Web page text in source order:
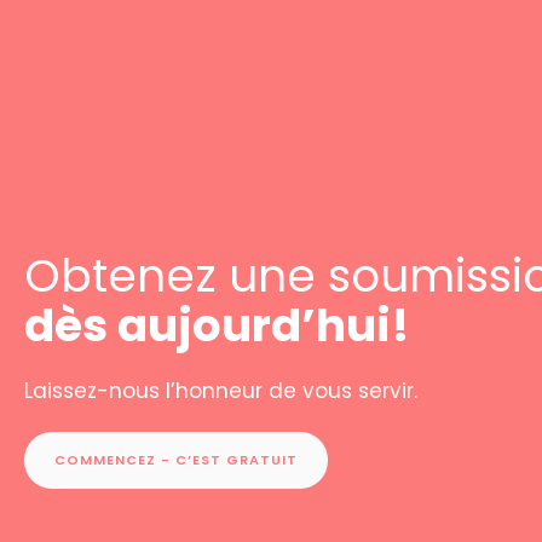
Obtenez une
dès aujourd’hui!
Laissez-nous l’honneur de vous servir.
COMMENCEZ - C’EST GRATUIT